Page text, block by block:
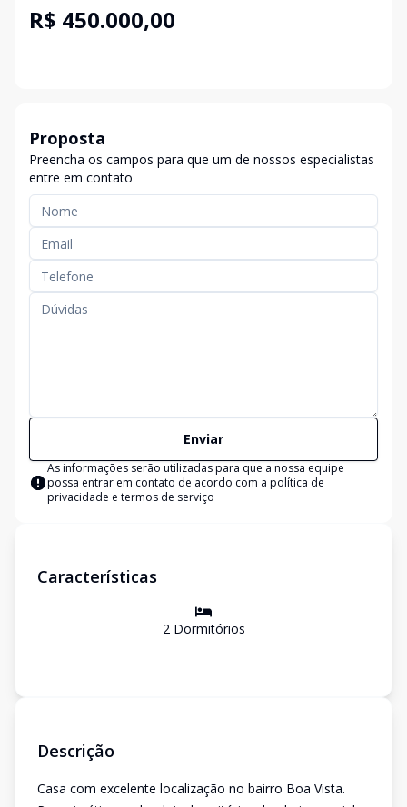
R$ 450.000,00
Proposta
Preencha os campos para que um de nossos especialistas
entre em contato
Enviar
As informações serão utilizadas para que a nossa equipe
possa entrar em contato de acordo com a política de
privacidade e termos de serviço
Características
2Dormitórios
Descrição
Casa com excelente localização no bairro Boa Vista.